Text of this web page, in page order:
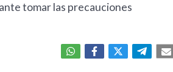
tomar las precauciones